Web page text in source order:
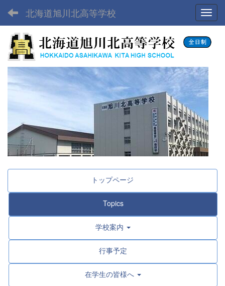
北海道旭川北高等学校
トップページ
Topics
学校案内
行事予定
在学生の皆様へ